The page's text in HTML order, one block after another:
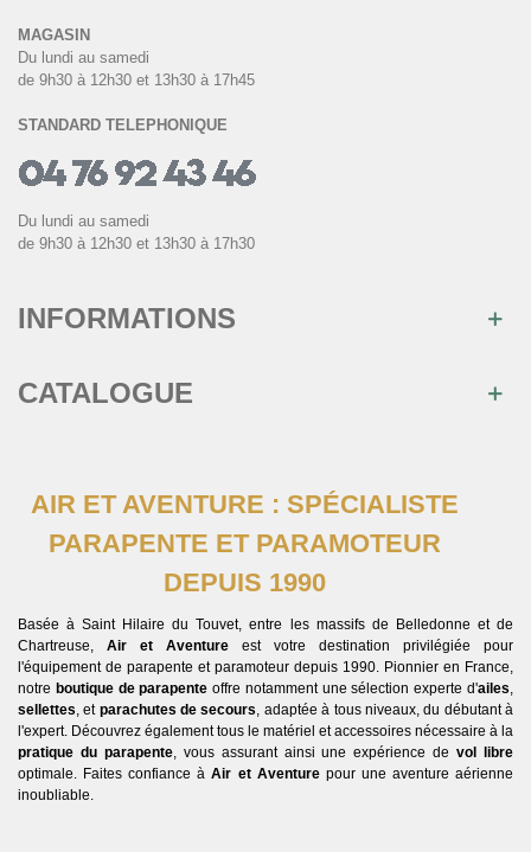
MAGASIN
Du lundi au samedi
de 9h30 à 12h30 et 13h30 à 17h45
STANDARD TELEPHONIQUE
Du lundi au samedi
de 9h30 à 12h30 et 13h30 à 17h30
INFORMATIONS
CATALOGUE
AIR ET AVENTURE : SPÉCIALISTE
PARAPENTE ET PARAMOTEUR
DEPUIS 1990
Basée à Saint Hilaire du Touvet, entre les massifs de Belledonne et de
Chartreuse, Air et Aventure est votre destination privilégiée pour
l'équipement de parapente et paramoteur depuis 1990. Pionnier en France,
notre boutique de parapente offre notamment une sélection experte d'ailes
sellettes , et parachutes de secours , adaptée à tous niveaux, du débutant à
l'expert. Découvrez également tous le matériel et accessoires nécessaire à la
pratique du parapente, vous assurant ainsi une expérience devol libre
optimale. Faites confiance àAir et Aventurepour une aventure aérienne
inoubliable.